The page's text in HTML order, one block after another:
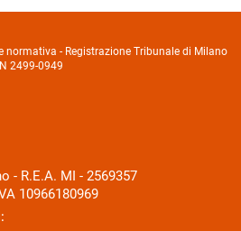
- Registrazione Tribunale di Milano
2499-0949
- R.E.A. MI - 2569357
10966180969